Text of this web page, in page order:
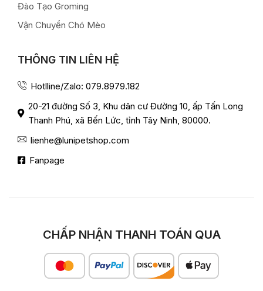
Đào Tạo Groming
Vận Chuyển Chó Mèo
THÔNG TIN LIÊN HỆ
Hotlline/Zalo: 079.8979.182
20-21 đường Số 3, Khu dân cư Đường 10, ấp Tấn Long
Thanh Phú, xã Bến Lức, tỉnh Tây Ninh, 80000.
lienhe@lunipetshop.com
Fanpage
CHẤP NHẬN THANH TOÁN QUA